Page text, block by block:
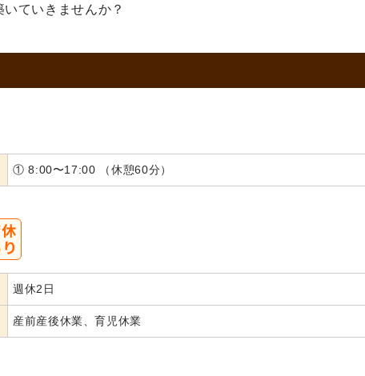
ていきませんか？
① 8:00〜17:00 （休憩60分）
週休2日
産前産後休業、育児休業